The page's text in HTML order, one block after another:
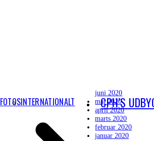
FOTOSINTERNATIONALT CPH’S
juni 2020
maj 2020
april 2020
marts 2020
februar 2020
januar 2020